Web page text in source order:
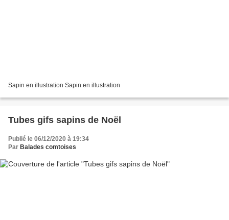
Sapin en illustration Sapin en illustration
Tubes gifs sapins de Noël
Publié le 06/12/2020 à 19:34
Par Balades comtoises